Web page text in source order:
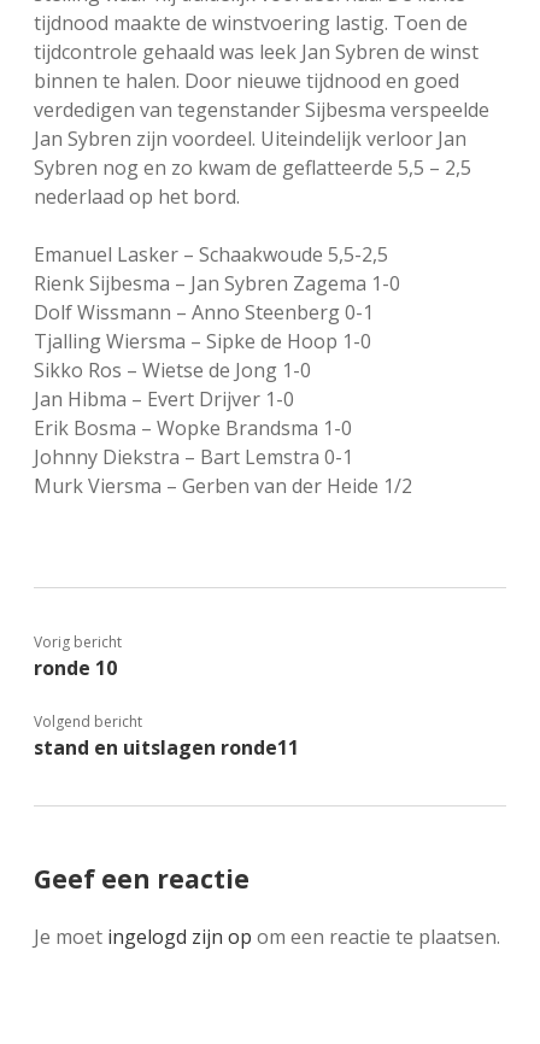
tijdnood maakte de winstvoering lastig. Toen de
tijdcontrole gehaald was leek Jan Sybren de winst
binnen te halen. Door nieuwe tijdnood en goed
verdedigen van tegenstander Sijbesma verspeelde
Jan Sybren zijn voordeel. Uiteindelijk verloor Jan
Sybren nog en zo kwam de geflatteerde 5,5 – 2,5
nederlaad op het bord.
Emanuel Lasker – Schaakwoude 5,5-2,5
Rienk Sijbesma – Jan Sybren Zagema 1-0
Dolf Wissmann – Anno Steenberg 0-1
Tjalling Wiersma – Sipke de Hoop 1-0
Sikko Ros – Wietse de Jong 1-0
Jan Hibma – Evert Drijver 1-0
Erik Bosma – Wopke Brandsma 1-0
Johnny Diekstra – Bart Lemstra 0-1
Murk Viersma – Gerben van der Heide 1/2
Vorig bericht
ronde 10
Volgend bericht
stand en uitslagen ronde11
Geef een reactie
Je moet ingelogd zijn op om een reactie te plaatsen.